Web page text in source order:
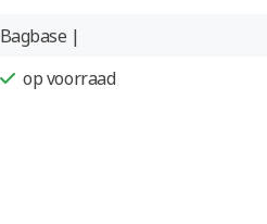
Bagbase |
op voorraad